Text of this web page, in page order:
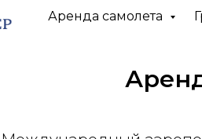
Аренда самолета